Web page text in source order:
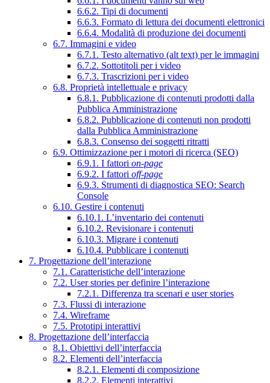
6.6.2. Tipi di documenti
6.6.3. Formato di lettura dei documenti elettronici
6.6.4. Modalità di produzione dei documenti
6.7. Immagini e video
6.7.1. Testo alternativo (alt text) per le immagini
6.7.2. Sottotitoli per i video
6.7.3. Trascrizioni per i video
6.8. Proprietà intellettuale e privacy
6.8.1. Pubblicazione di contenuti prodotti dalla
Pubblica Amministrazione
6.8.2. Pubblicazione di contenuti non prodotti
dalla Pubblica Amministrazione
6.8.3. Consenso dei soggetti ritratti
6.9. Ottimizzazione per i motori di ricerca (SEO)
6.9.1. I fattori on-page
6.9.2. I fattori off-page
6.9.3. Strumenti di diagnostica SEO: Search
Console
6.10. Gestire i contenuti
6.10.1. L’inventario dei contenuti
6.10.2. Revisionare i contenuti
6.10.3. Migrare i contenuti
6.10.4. Pubblicare i contenuti
7. Progettazione dell’interazione
7.1. Caratteristiche dell’interazione
7.2. User stories per definire l’interazione
7.2.1. Differenza tra scenari e user stories
7.3. Flussi di interazione
7.4. Wireframe
7.5. Prototipi interattivi
8. Progettazione dell’interfaccia
8.1. Obiettivi dell’interfaccia
8.2. Elementi dell’interfaccia
8.2.1. Elementi di composizione
8.2.2. Elementi interattivi